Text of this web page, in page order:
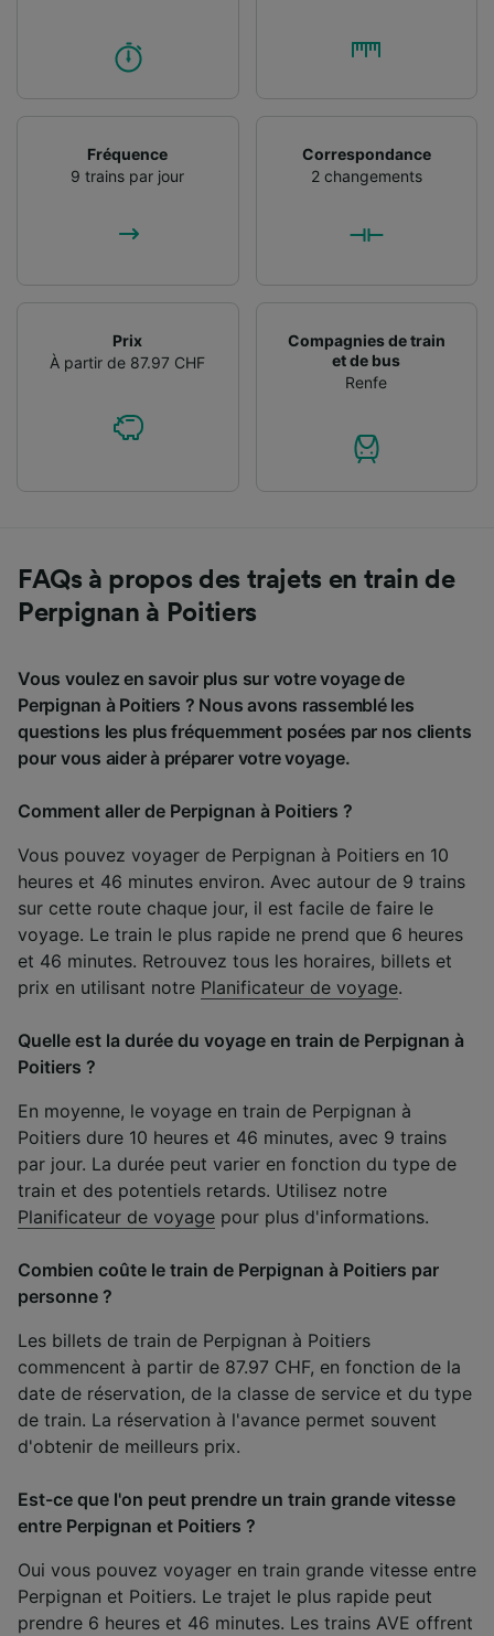
Fréquence
9 trains par jour
Correspondance
2 changements
Prix
À partir de 87.97 CHF
Compagnies de train
et de bus
Renfe
FAQs à propos des trajets en train de
Perpignan à Poitiers
Vous voulez en savoir plus sur votre voyage de
Perpignan à Poitiers ? Nous avons rassemblé les
questions les plus fréquemment posées par nos clients
pour vous aider à préparer votre voyage.
Comment aller de Perpignan à Poitiers ?
Vous pouvez voyager de Perpignan à Poitiers en 10
heures et 46 minutes environ. Avec autour de 9 trains
sur cette route chaque jour, il est facile de faire le
voyage. Le train le plus rapide ne prend que 6 heures
et 46 minutes. Retrouvez tous les horaires, billets et
prix en utilisant notre Planificateur de voyage.
Quelle est la durée du voyage en train de Perpignan à
Poitiers ?
En moyenne, le voyage en train de Perpignan à
Poitiers dure 10 heures et 46 minutes, avec 9 trains
par jour. La durée peut varier en fonction du type de
train et des potentiels retards. Utilisez notre
Planificateur de voyage pour plus d'informations.
Combien coûte le train de Perpignan à Poitiers par
personne ?
Les billets de train de Perpignan à Poitiers
commencent à partir de 87.97 CHF, en fonction de la
date de réservation, de la classe de service et du type
de train. La réservation à l'avance permet souvent
d'obtenir de meilleurs prix.
Est-ce que l'on peut prendre un train grande vitesse
entre Perpignan et Poitiers ?
Oui vous pouvez voyager en train grande vitesse entre
Perpignan et Poitiers. Le trajet le plus rapide peut
prendre 6 heures et 46 minutes. Les trains AVE offrent